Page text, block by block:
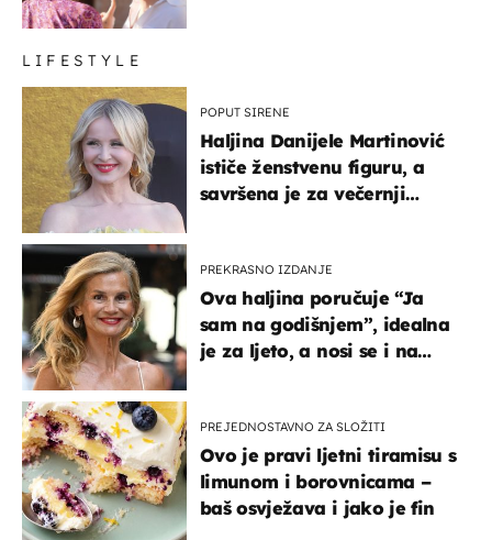
LIFESTYLE
POPUT SIRENE
Haljina Danijele Martinović
ističe ženstvenu figuru, a
savršena je za večernji
PREKRASNO IZDANJE
Ova haljina poručuje “Ja
sam na godišnjem”, idealna
je za ljeto, a nosi se i na
PREJEDNOSTAVNO ZA SLOŽITI
Ovo je pravi ljetni tiramisu s
limunom i borovnicama –
baš osvježava i jako je fin